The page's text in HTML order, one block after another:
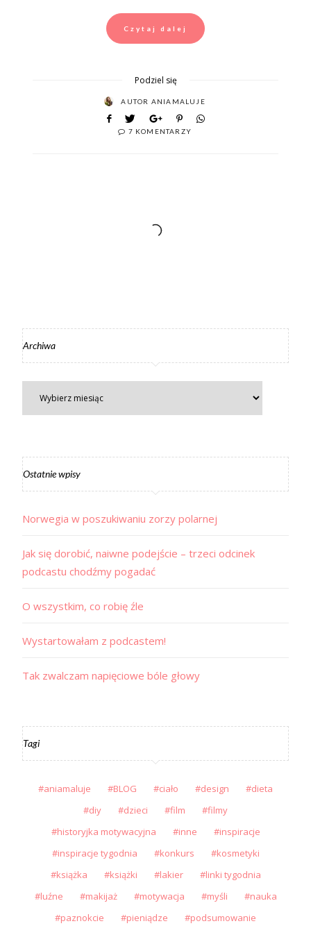
Czytaj dalej
Podziel się
AUTOR ANIAMALUJE
7 KOMENTARZY
Archiwa
Ostatnie wpisy
Norwegia w poszukiwaniu zorzy polarnej
Jak się dorobić, naiwne podejście – trzeci odcinek
podcastu chodźmy pogadać
O wszystkim, co robię źle
Wystartowałam z podcastem!
Tak zwalczam napięciowe bóle głowy
Tagi
aniamaluje BLOG ciało design
dieta
diy
dzieci film
filmy
historyjka motywacyjna
inne
inspiracje
inspiracje tygodnia
konkurs
kosmetyki
książka
książki lakier
linki tygodnia
luźne
makijaż motywacja myśli
nauka
paznokcie
pieniądze
podsumowanie